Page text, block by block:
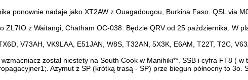
ponownie nadaje jako XT2AW z Ouagadougou, Burkina Faso. QSL via
z Waitangi, Chatham OC-038. Będzie QRV od 25 października. W
V73AH, VK9LAA, E51JAN, W8S, T32AN, 5X3K, E6AM, T22T, T2C,
został niestety na South Cook w Manihiki**. SSB i cyfra FT8 (
Azymut z SP (krótką trasą - SP) prze biegun północny to